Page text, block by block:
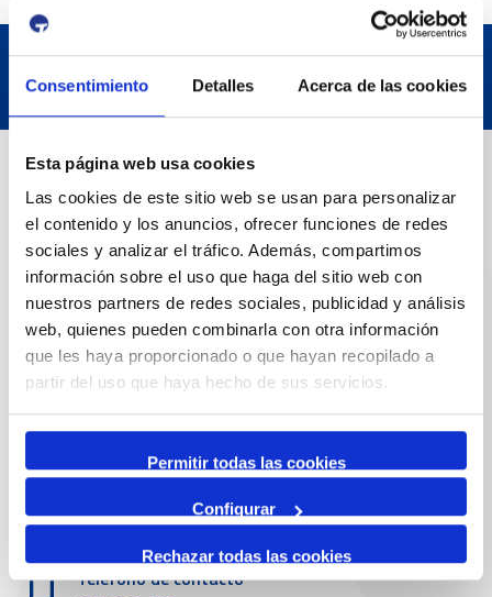
Consentimiento Detalles Acerca de las cookies
Esta página web usa cookies
Las cookies de este sitio web se usan para personalizar
el contenido y los anuncios, ofrecer funciones de redes
sociales y analizar el tráfico. Además, compartimos
información sobre el uso que haga del sitio web con
nuestros partners de redes sociales, publicidad y análisis
web, quienes pueden combinarla con otra información
que les haya proporcionado o que hayan recopilado a
partir del uso que haya hecho de sus servicios.
Permitir todas las cookies
Configurar
Rechazar todas las cookies
Datos de contacto
Dirección
Passeig de l'Escullera s/n, 43004 Tarragona
Teléfono de contacto
977 259 400
Emergencias
Servicio de atención al cliente
Teléfono de contacto